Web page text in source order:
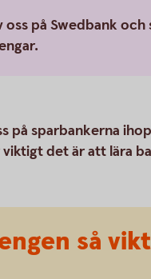
oss på Swedbank
på sparbankerna
det är att lära
så